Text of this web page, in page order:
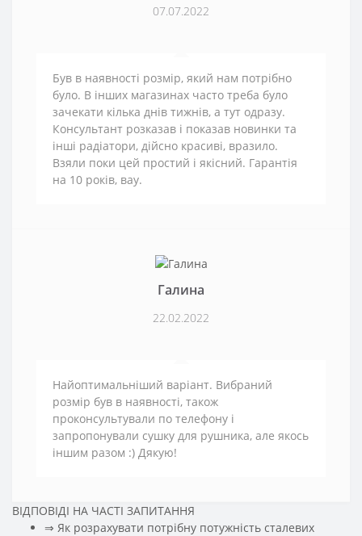
07.07.2022
Був в наявності розмір, який нам потрібно
було. В інших магазинах часто треба було
зачекати кілька днів тижнів, а тут одразу.
Консультант розказав і показав новинки та
інші радіатори, дійсно красиві, вразило.
Взяли поки цей простий і якісний. Гарантія
на 10 років, вау.
Галина
22.02.2022
Найоптимальніший варіант. Вибраний
розмір був в наявності, також
проконсультували по телефону і
запропонували сушку для рушника, але якось
іншим разом :) Дякую!
ВІДПОВІДІ НА ЧАСТІ ЗАПИТАННЯ
⇒ Як розрахувати потрібну потужність сталевих